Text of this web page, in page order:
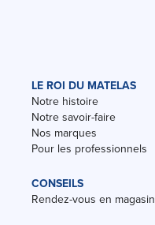
LE ROI DU MATELAS
Notre histoire
Notre savoir-faire
Nos marques
Pour les professionnels
CONSEILS
Rendez-vous en magasin